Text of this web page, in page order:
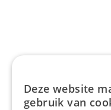
Deze website
gebruik van